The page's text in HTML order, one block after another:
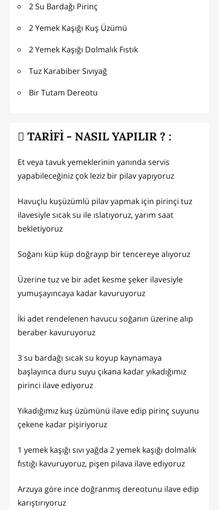
2 Su Bardağı Pirinç
2 Yemek Kaşığı Kuş Üzümü
2 Yemek Kaşığı Dolmalık Fıstık
Tuz Karabiber Sıvıyağ
Bir Tutam Dereotu
TARİFİ - NASIL YAPILIR ? :
Et veya tavuk yemeklerinin yanında servis
yapabileceğiniz çok leziz bir pilav yapıyoruz
Havuçlu kuşüzümlü pilav yapmak için pirinçi tuz
ilavesiyle sıcak su ile ıslatıyoruz, yarım saat
bekletiyoruz
Soğanı küp küp doğrayıp bir tencereye alıyoruz
Üzerine tuz ve bir adet kesme şeker ilavesiyle
yumuşayıncaya kadar kavuruyoruz
İki adet rendelenen havucu soğanın üzerine alıp
beraber kavuruyoruz
3 su bardağı sıcak su koyup kaynamaya
başlayınca duru suyu çıkana kadar yıkadığımız
pirinci ilave ediyoruz
Yıkadığımız kuş üzümünü ilave edip pirinç suyunu
çekene kadar pişiriyoruz
1 yemek kaşığı sıvı yağda 2 yemek kaşığı dolmalık
fıstığı kavuruyoruz, pişen pilava ilave ediyoruz
Arzuya göre ince doğranmış dereotunu ilave edip
karıştırıyoruz